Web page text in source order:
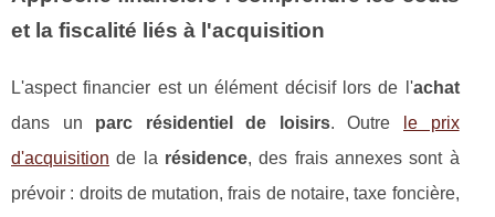
et la fiscalité liés à l'acquisition
L'aspect financier est un élément décisif lors de l'achat
dans un parc résidentiel de loisirs. Outre
le prix
d'acquisition de la résidence, des frais annexes sont à
prévoir : droits de mutation, frais de notaire, taxe foncière,